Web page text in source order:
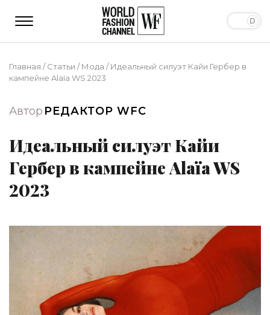
Главная /Статьи /Мода /Идеальный силуэт Кайи Гербер в
кампейне Alaïa WS 2023
Автор РЕДАКТОР WFC
Идеальный силуэт Кайи
Гербер в кампейне Alaïa WS
2023